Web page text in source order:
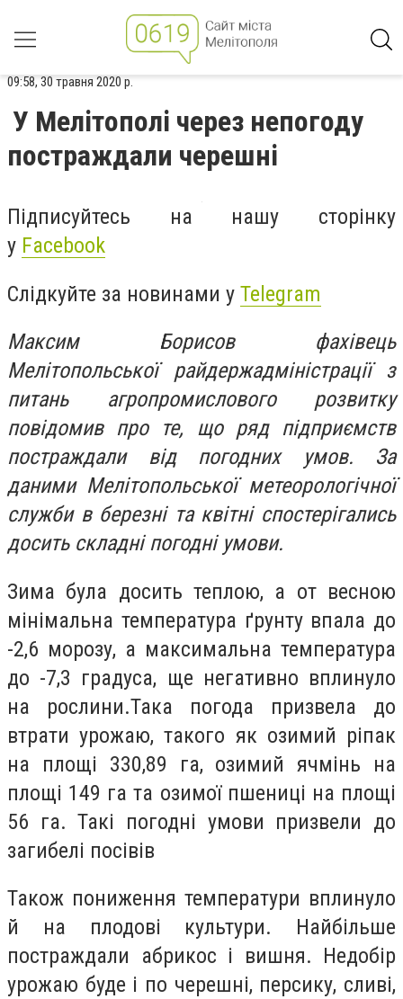
09:58, 30 травня 2020 р.
У Мелітополі через непогоду
постраждали черешні
Підписуйтесь на нашу сторінку
у Facebook
Слідкуйте за новинами у Telegram
Максим Борисов фахівець
Мелітопольської райдержадміністрації з
питань агропромислового розвитку
повідомив про те, що ряд підприємств
постраждали від погодних умов. За
даними Мелітопольської метеорологічної
служби в березні та квітні спостерігались
досить складні погодні умови.
Зима була досить теплою, а от весною
мінімальна температура ґрунту впала до
-2,6 морозу, а максимальна температура
до -7,3 градуса, ще негативно вплинуло
на рослини.Така погода призвела до
втрати урожаю, такого як озимий ріпак
на площі 330,89 га, озимий ячмінь на
площі 149 га та озимої пшениці на площі
56 га. Такі погодні умови призвели до
загибелі посівів
Також пониження температури вплинуло
й на плодові культури. Найбільше
постраждали абрикос і вишня. Недобір
урожаю буде і по черешні, персику, сливі,